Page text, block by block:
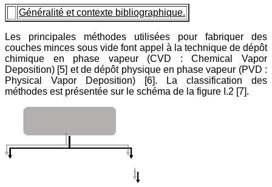
Généralité et contexte bibliographique.
Les principales méthodes utilisées pour fabriquer des
couches minces sous vide font appel à la technique de dépôt
chimique en phase vapeur (CVD : Chemical Vapor
Deposition) [5] et de dépôt physique en phase vapeur (PVD :
Physical Vapor Deposition) [6]. La classification des
méthodes est présentée sur le schéma de la figure I.2 [7].